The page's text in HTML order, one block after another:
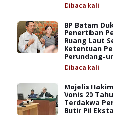
Dibaca kali
BP Batam
Penertiban
Ruang Laut
Ketentuan
Perundang-
Dibaca kali
Majelis
Vonis 20
Terdakwa
Butir Pil